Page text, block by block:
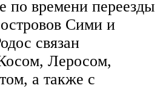
по времени переезды
Сими и
связан
Леросом,
а также с